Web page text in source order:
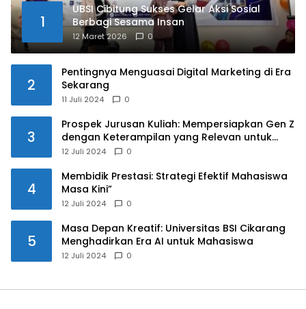
1
UBSI Cibitung Sukses Gelar Aksi Sosial
Berbagi Sesama Insan
12 Maret 2026 0
2
Pentingnya Menguasai Digital Marketing di Era
Sekarang
11 Juli 2024 0
3
Prospek Jurusan Kuliah: Mempersiapkan Gen Z
dengan Keterampilan yang Relevan untuk
Masa Depan
12 Juli 2024 0
4
Membidik Prestasi: Strategi Efektif Mahasiswa
Masa Kini”
12 Juli 2024 0
5
Masa Depan Kreatif: Universitas BSI Cikarang
Menghadirkan Era AI untuk Mahasiswa
12 Juli 2024 0